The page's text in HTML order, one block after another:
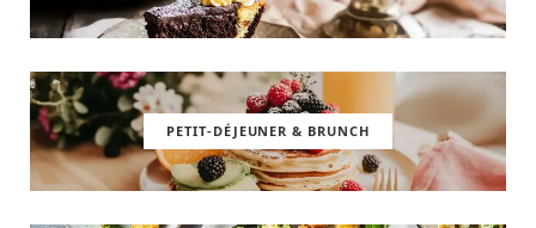
PETIT-DÉJEUNER & BRUNCH